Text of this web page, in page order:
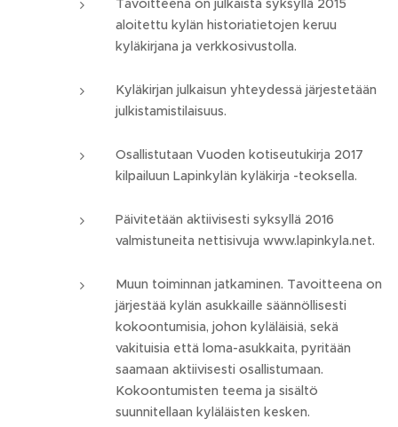
Tavoitteena on julkaista syksyllä 2015
aloitettu kylän historiatietojen keruu
kyläkirjana ja verkkosivustolla.
Kyläkirjan julkaisun yhteydessä järjestetään
julkistamistilaisuus.
Osallistutaan Vuoden kotiseutukirja 2017
kilpailuun Lapinkylän kyläkirja -teoksella.
Päivitetään aktiivisesti syksyllä 2016
valmistuneita nettisivuja www.lapinkyla.net.
Muun toiminnan jatkaminen. Tavoitteena on
järjestää kylän asukkaille säännöllisesti
kokoontumisia, johon kyläläisiä, sekä
vakituisia että loma-asukkaita, pyritään
saamaan aktiivisesti osallistumaan.
Kokoontumisten teema ja sisältö
suunnitellaan kyläläisten kesken.